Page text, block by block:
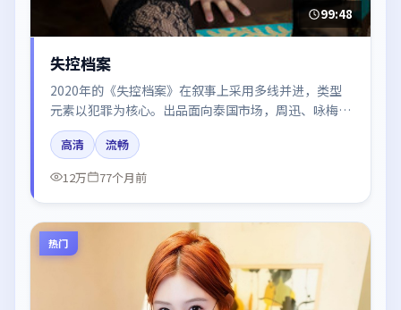
99:48
失控档案
2020年的《失控档案》在叙事上采用多线并进，类型
元素以犯罪为核心。出品面向泰国市场，周迅、咏梅、
易烊千玺所饰角色推动关键反转，结尾留白引发讨论。
高清
流畅
12万
77个月前
热门